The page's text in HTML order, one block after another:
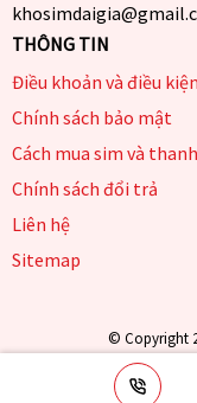
THÔNG TIN
Điều khoản và điều
Chính sách bảo mật
Cách mua sim và
Chính sách đổi trả
Liên hệ
Sitemap
© Copyright